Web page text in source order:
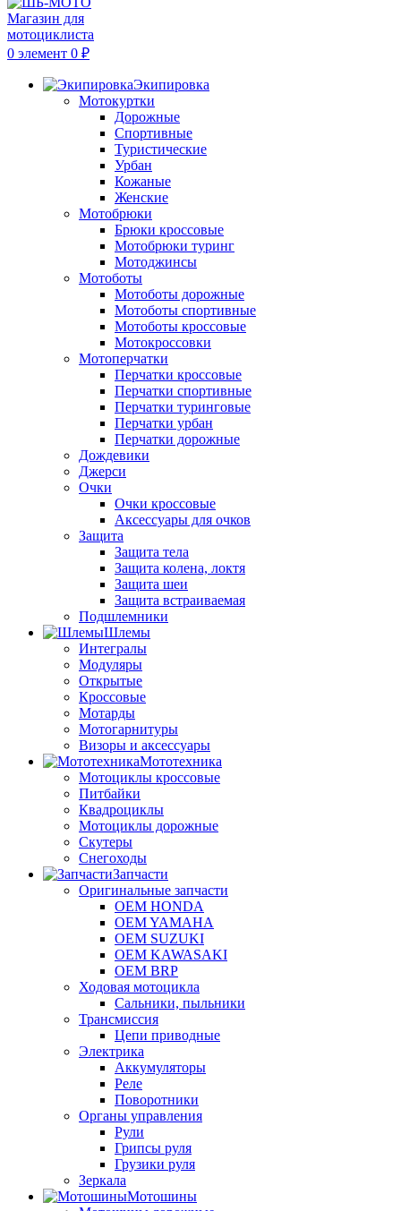
0 элемент 0 ₽
Экипировка
Мотокуртки
Дорожные
Спортивные
Туристические
Урбан
Кожаные
Женские
Мотобрюки
Брюки кроссовые
Мотобрюки туринг
Мотоджинсы
Мотоботы
Мотоботы дорожные
Мотоботы спортивные
Мотоботы кроссовые
Мотокроссовки
Мотоперчатки
Перчатки кроссовые
Перчатки спортивные
Перчатки туринговые
Перчатки урбан
Перчатки дорожные
Дождевики
Джерси
Очки
Очки кроссовые
Аксессуары для очков
Защита
Защита тела
Защита колена, локтя
Защита шеи
Защита встраиваемая
Подшлемники
Шлемы
Интегралы
Модуляры
Открытые
Кроссовые
Мотарды
Мотогарнитуры
Визоры и аксессуары
Мототехника
Мотоциклы кроссовые
Питбайки
Квадроциклы
Мотоциклы дорожные
Скутеры
Снегоходы
Запчасти
Оригинальные запчасти
OEM HONDA
OEM YAMAHA
OEM SUZUKI
OEM KAWASAKI
OEM BRP
Ходовая мотоцикла
Сальники, пыльники
Трансмиссия
Цепи приводные
Электрика
Аккумуляторы
Реле
Поворотники
Органы управления
Рули
Грипсы руля
Грузики руля
Зеркала
Мотошины